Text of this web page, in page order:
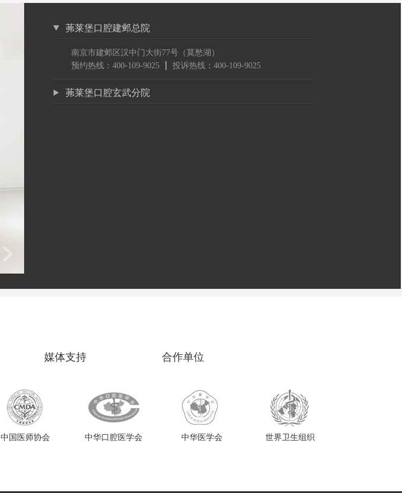
茀莱堡口腔建邺总院
南京市建邺区汉中门大街77号（莫愁湖）
预约热线：400-109-9025
投诉热线：400-109-9025
茀莱堡口腔玄武分院
媒体支持 合作单位
中国医师协会 中华口腔医学会 中华医学会 世界卫生组织